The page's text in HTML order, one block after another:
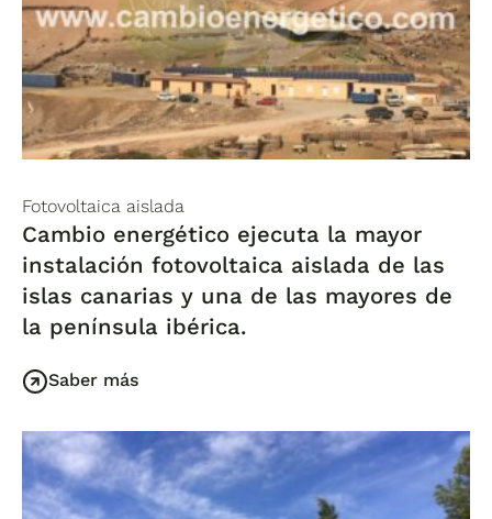
Fotovoltaica aislada
Cambio energético ejecuta la mayor
instalación fotovoltaica aislada de las
islas canarias y una de las mayores de
la península ibérica.
Saber más